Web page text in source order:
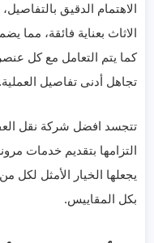
الاهتمام الدقيق
الاثاث بعناية فائقة، مما
كما يتم التعامل مع كل
تجاهل أدنى تفاصيل العملية.
تتجسد افضل شركة نقل
التزامها بتقديم خدمات
يجعلها الخيار الأمثل
بكل المقاييس.